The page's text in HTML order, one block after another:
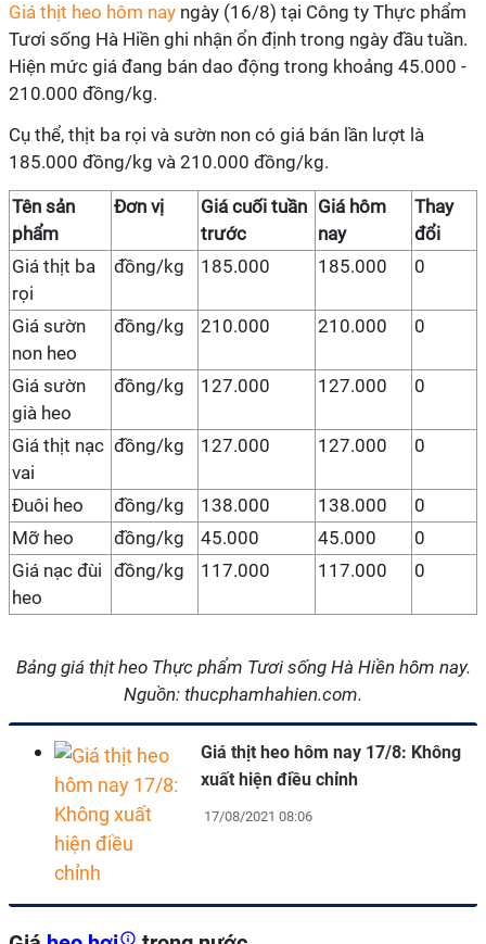
Giá thịt heo hôm nay ngày (16/8) tại Công ty Thực phẩm
Tươi sống Hà Hiền ghi nhận ổn định trong ngày đầu tuần.
Hiện mức giá đang bán dao động trong khoảng 45.000 -
210.000 đồng/kg.
Cụ thể, thịt ba rọi và sườn non có giá bán lần lượt là
185.000 đồng/kg và 210.000 đồng/kg.
Tên sản
phẩm
Đơn vị
Giá cuối tuần
trước
Giá hôm
nay
Thay
đổi
Giá thịt ba
rọi
đồng/kg 185.000 185.000 0
Giá sườn
non heo
đồng/kg 210.000 210.000 0
Giá sườn
già heo
đồng/kg 127.000 127.000 0
Giá thịt nạc
vai
đồng/kg 127.000 127.000 0
Đuôi heo đồng/kg 138.000 138.000
0
Mỡ heo
đồng/kg 45.000 45.000
0
Giá nạc đùi
heo
đồng/kg 117.000 117.000 0
Bảng giá thịt heo Thực phẩm Tươi sống Hà Hiền hôm nay.
Nguồn: thucphamhahien.com.
Giá thịt heo hôm nay 17/8: Không
xuất hiện điều chỉnh
17/08/2021 08:06